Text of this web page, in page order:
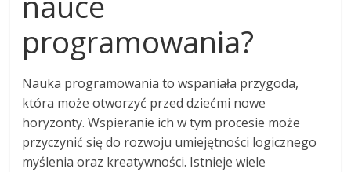
programowania?
Nauka programowania to wspaniała przygoda,
która może otworzyć przed dziećmi nowe
horyzonty. Wspieranie ich w tym procesie może
przyczynić się do rozwoju umiejętności logicznego
myślenia oraz kreatywności. Istnieje wiele